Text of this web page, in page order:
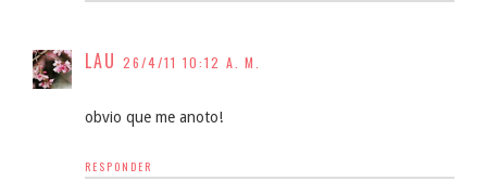
LAU 26/4/11 10:12 A. M.
obvio que me anoto!
RESPONDER